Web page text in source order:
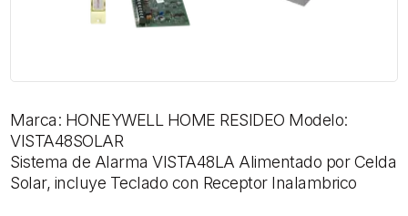
Marca: HONEYWELL HOME RESIDEO Modelo:
VISTA48SOLAR
Sistema de Alarma VISTA48LA Alimentado por Celda
Solar, incluye Teclado con Receptor Inalambrico